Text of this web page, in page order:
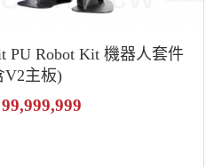
PU Robot Kit 機器人套件
V2主板)
99,999,999